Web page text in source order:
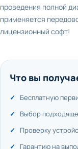
проведения полной
применяется
лицензионный софт!
Что вы
Бесплатную
Выбор
Проверку
Гарантию на